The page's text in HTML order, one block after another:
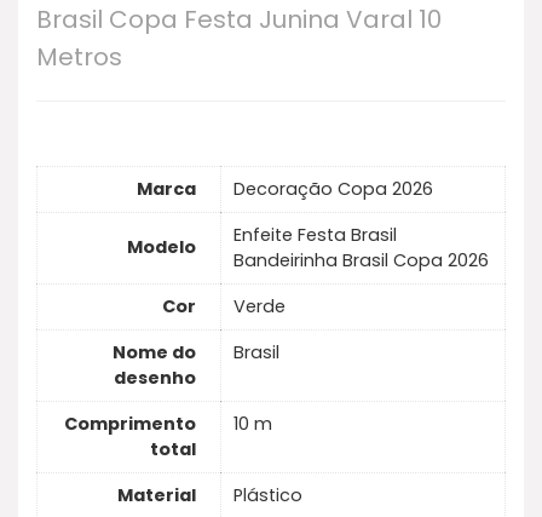
Brasil Copa Festa Junina Varal 10
Metros
Marca Decoração Copa 2026
Modelo
Enfeite Festa Brasil
Bandeirinha Brasil Copa 2026
Cor
Verde
Nome do
desenho
Brasil
Comprimento
total
10 m
Material Plástico